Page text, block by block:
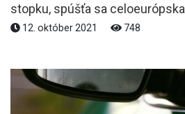
stopku, spúšťa sa
12. október 2021 748